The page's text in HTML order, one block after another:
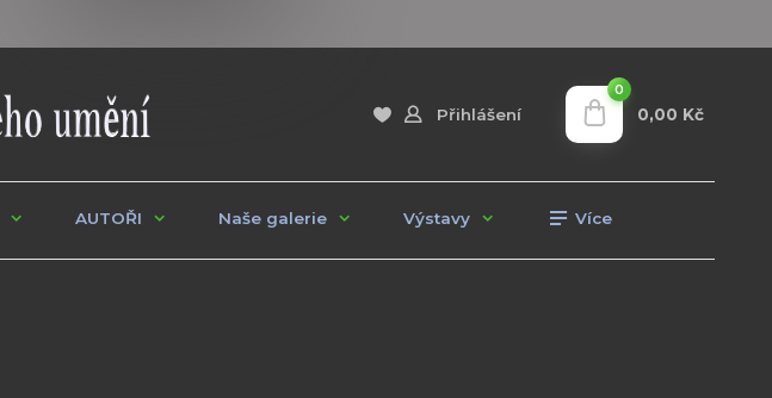
Přihlášení
0
0,00 Kč
AUTOŘI Naše galerie Výstavy Více